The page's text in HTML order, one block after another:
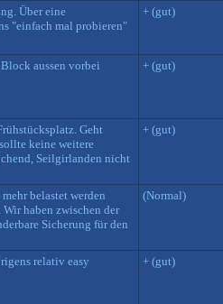
Über eine
"einfach mal probieren"
+ (gut)
aussen vorbei
+ (gut)
Geht
keine weitere
Seilgirlanden nicht
+ (gut)
belastet werden
haben zwischen der
Sicherung für den
(Normal)
relativ easy
+ (gut)